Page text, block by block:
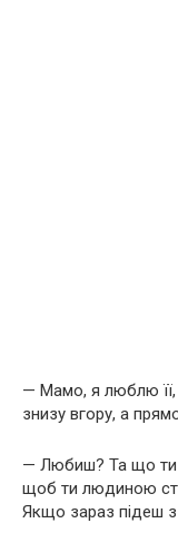
— Мамо, я люблю її,
знизу вгору, а
— Любиш? Та що ти
щоб ти людиною
Якщо зараз підеш